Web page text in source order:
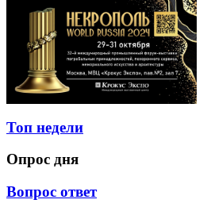
Топ недели
Опрос дня
Вопрос ответ